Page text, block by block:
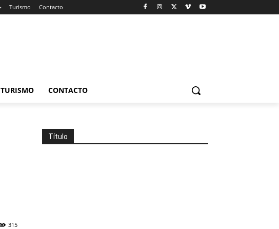
Turismo Contacto
TURISMO CONTACTO
315
Título